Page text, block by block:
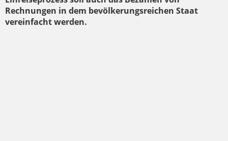
Rechnungen in dem bevölkerungsreichen Staat
vereinfacht werden.